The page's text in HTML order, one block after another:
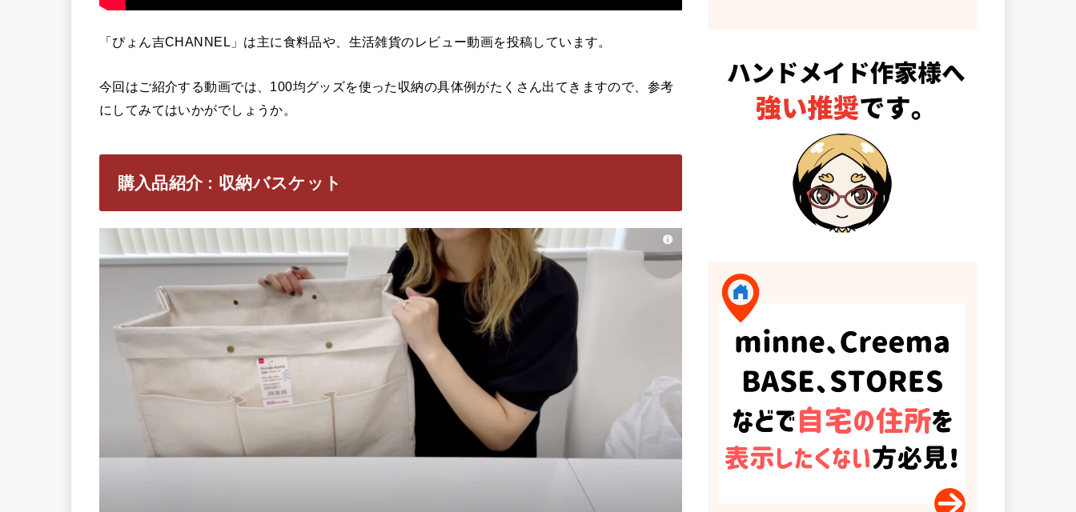
「ぴょん吉CHANNEL」は主に食料品や、生活雑貨のレビュー動画を投稿しています。
今回はご紹介する動画では、100均グッズを使った収納の具体例がたくさん出てきますので、参考
にしてみてはいかがでしょうか。
購入品紹介 : 収納バスケット